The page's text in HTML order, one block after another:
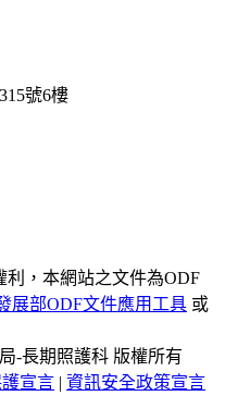
號6樓
，本網站之文件為ODF
展部ODF文件應用工具 或
-長期照護科 版權所有
宣言 | 資訊安全政策宣言